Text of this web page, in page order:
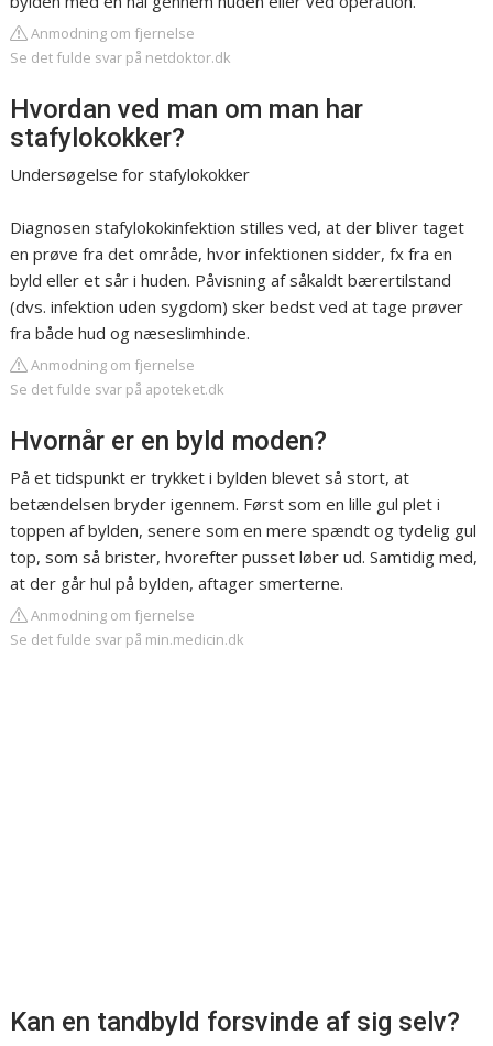
Anmodning om fjernelse
Se det fulde svar på netdoktor.dk
Hvordan ved man om man har
stafylokokker?
Undersøgelse for stafylokokker
Diagnosen stafylokokinfektion stilles ved, at der bliver taget
en prøve fra det område, hvor infektionen sidder, fx fra en
byld eller et sår i huden. Påvisning af såkaldt bærertilstand
(dvs. infektion uden sygdom) sker bedst ved at tage prøver
fra både hud og næseslimhinde.
Anmodning om fjernelse
Se det fulde svar på apoteket.dk
Hvornår er en byld moden?
På et tidspunkt er trykket i bylden blevet så stort, at
betændelsen bryder igennem. Først som en lille gul plet i
toppen af bylden, senere som en mere spændt og tydelig gul
top, som så brister, hvorefter pusset løber ud. Samtidig med,
at der går hul på bylden, aftager smerterne.
Anmodning om fjernelse
Se det fulde svar på min.medicin.dk
Kan en tandbyld forsvinde af sig selv?